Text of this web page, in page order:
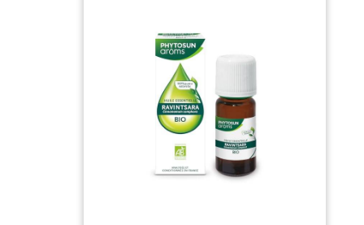
sucre ou miel) 3 fois/jour.
Cette Huile Essentielle
peut également être
utilisée par la voie cutanée
ou en diffusion. HUILE
ESSENTIELLE HECT
(CHÉMOTYPÉE) : Le label
HECT est un gage de
qualité qui sélectionne
botaniquement certifiées
garantissant une huile
essentielle de ravintsara
Équivalence : 1 ml = 33
gouttes. Pour d'autres
conseils d'utilisation,
demandez conseil à votre
pharmacien. L'ADN DE
PURESSENTIEL : Une
gamme d'huiles